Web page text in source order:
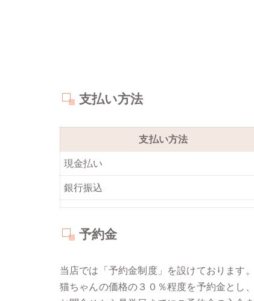
支払い方法
支払い方法
現金払い
銀行振込
予約金
当店では「予約金制度」を設けております。
猫ちゃんの価格の３０％程度を予約金とし